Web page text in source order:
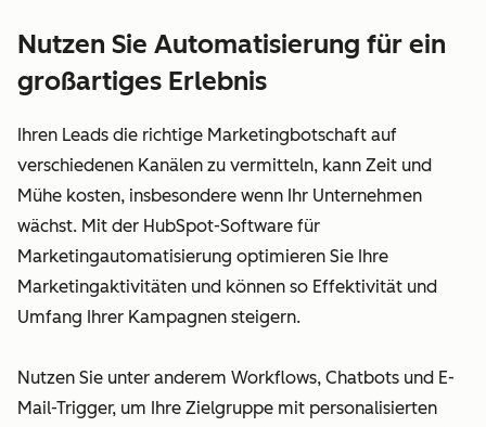
Nutzen Sie Automatisierung für ein
großartiges Erlebnis
Ihren Leads die richtige Marketingbotschaft auf
verschiedenen Kanälen zu vermitteln, kann Zeit und
Mühe kosten, insbesondere wenn Ihr Unternehmen
wächst. Mit der HubSpot-Software für
Marketingautomatisierung optimieren Sie Ihre
Marketingaktivitäten und können so Effektivität und
Umfang Ihrer Kampagnen steigern.
Nutzen Sie unter anderem Workflows, Chatbots und E-
Mail-Trigger, um Ihre Zielgruppe mit personalisierten